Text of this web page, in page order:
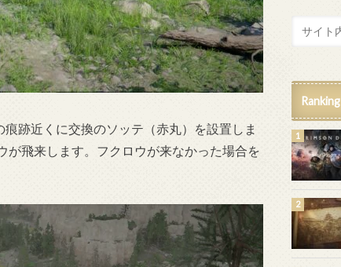
跡近くに交換のソッテ（赤丸）を設置しま
飛来します。フクロウが来なかった場合を
Ranking